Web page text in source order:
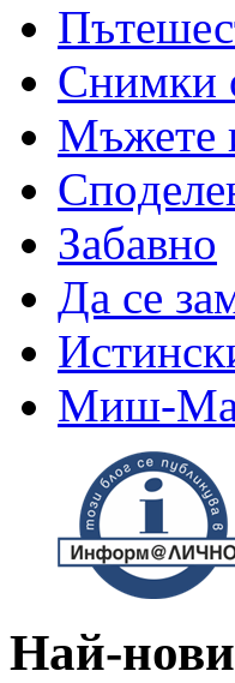
Снимки
Мъжете
Забавно
Да се
Миш-
Най-нови